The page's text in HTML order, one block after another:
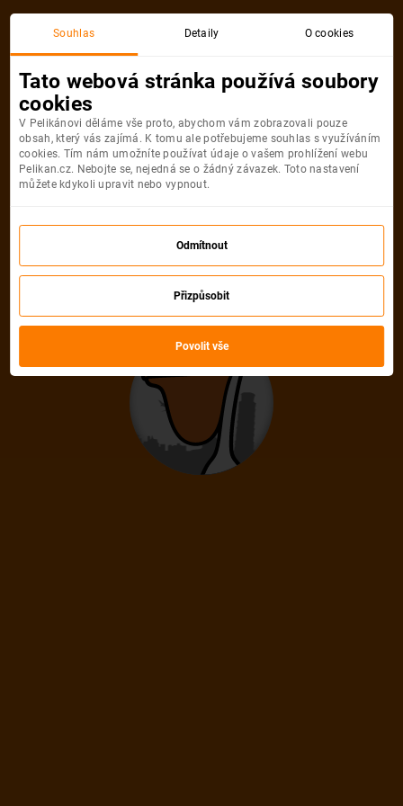
Akční letenka
Litujeme, akční letenka do města už
není dostupná
Vybrat jinou akční letenku
Souhlas Detaily O cookies
Tato webová stránka používá soubory
cookies
V Pelikánovi děláme vše proto, abychom vám zobrazovali pouze
obsah, který vás zajímá. K tomu ale potřebujeme souhlas s využíváním
cookies. Tím nám umožníte používat údaje o vašem prohlížení webu
Pelikan.cz. Nebojte se, nejedná se o žádný závazek. Toto nastavení
můžete kdykoli upravit nebo vypnout.
Odmítnout
Přizpůsobit
Povolit vše